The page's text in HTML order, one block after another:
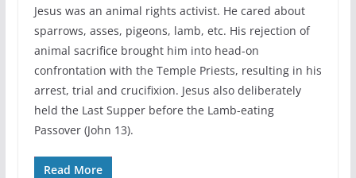
Jesus was an animal rights activist. He cared about
sparrows, asses, pigeons, lamb, etc. His rejection of
animal sacrifice brought him into head-on
confrontation with the Temple Priests, resulting in his
arrest, trial and crucifixion. Jesus also deliberately
held the Last Supper before the Lamb-eating
Passover (John 13).
Read More